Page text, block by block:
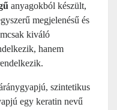
anyagokból készült,
megjelenésű és
kiváló
hanem
szintetikus
egy keratin nevű